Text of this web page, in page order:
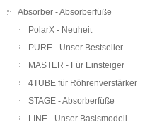
Absorber - Absorberfüße
PolarX - Neuheit
PURE - Unser Bestseller
MASTER - Für Einsteiger
4TUBE für Röhrenverstärker
STAGE - Absorberfüße
LINE - Unser Basismodell